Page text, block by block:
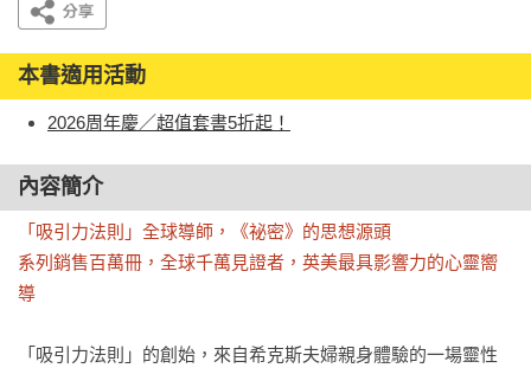
本書適用活動
2026周年慶／超值套書5折起！
內容簡介
「吸引力法則」全球導師，《祕密》的思想源頭
系列銷售百萬冊，全球千萬見證者，英美最具影響力的心靈嚮
導
「吸引力法則」的創始，來自希克斯夫婦親身體驗的一場靈性